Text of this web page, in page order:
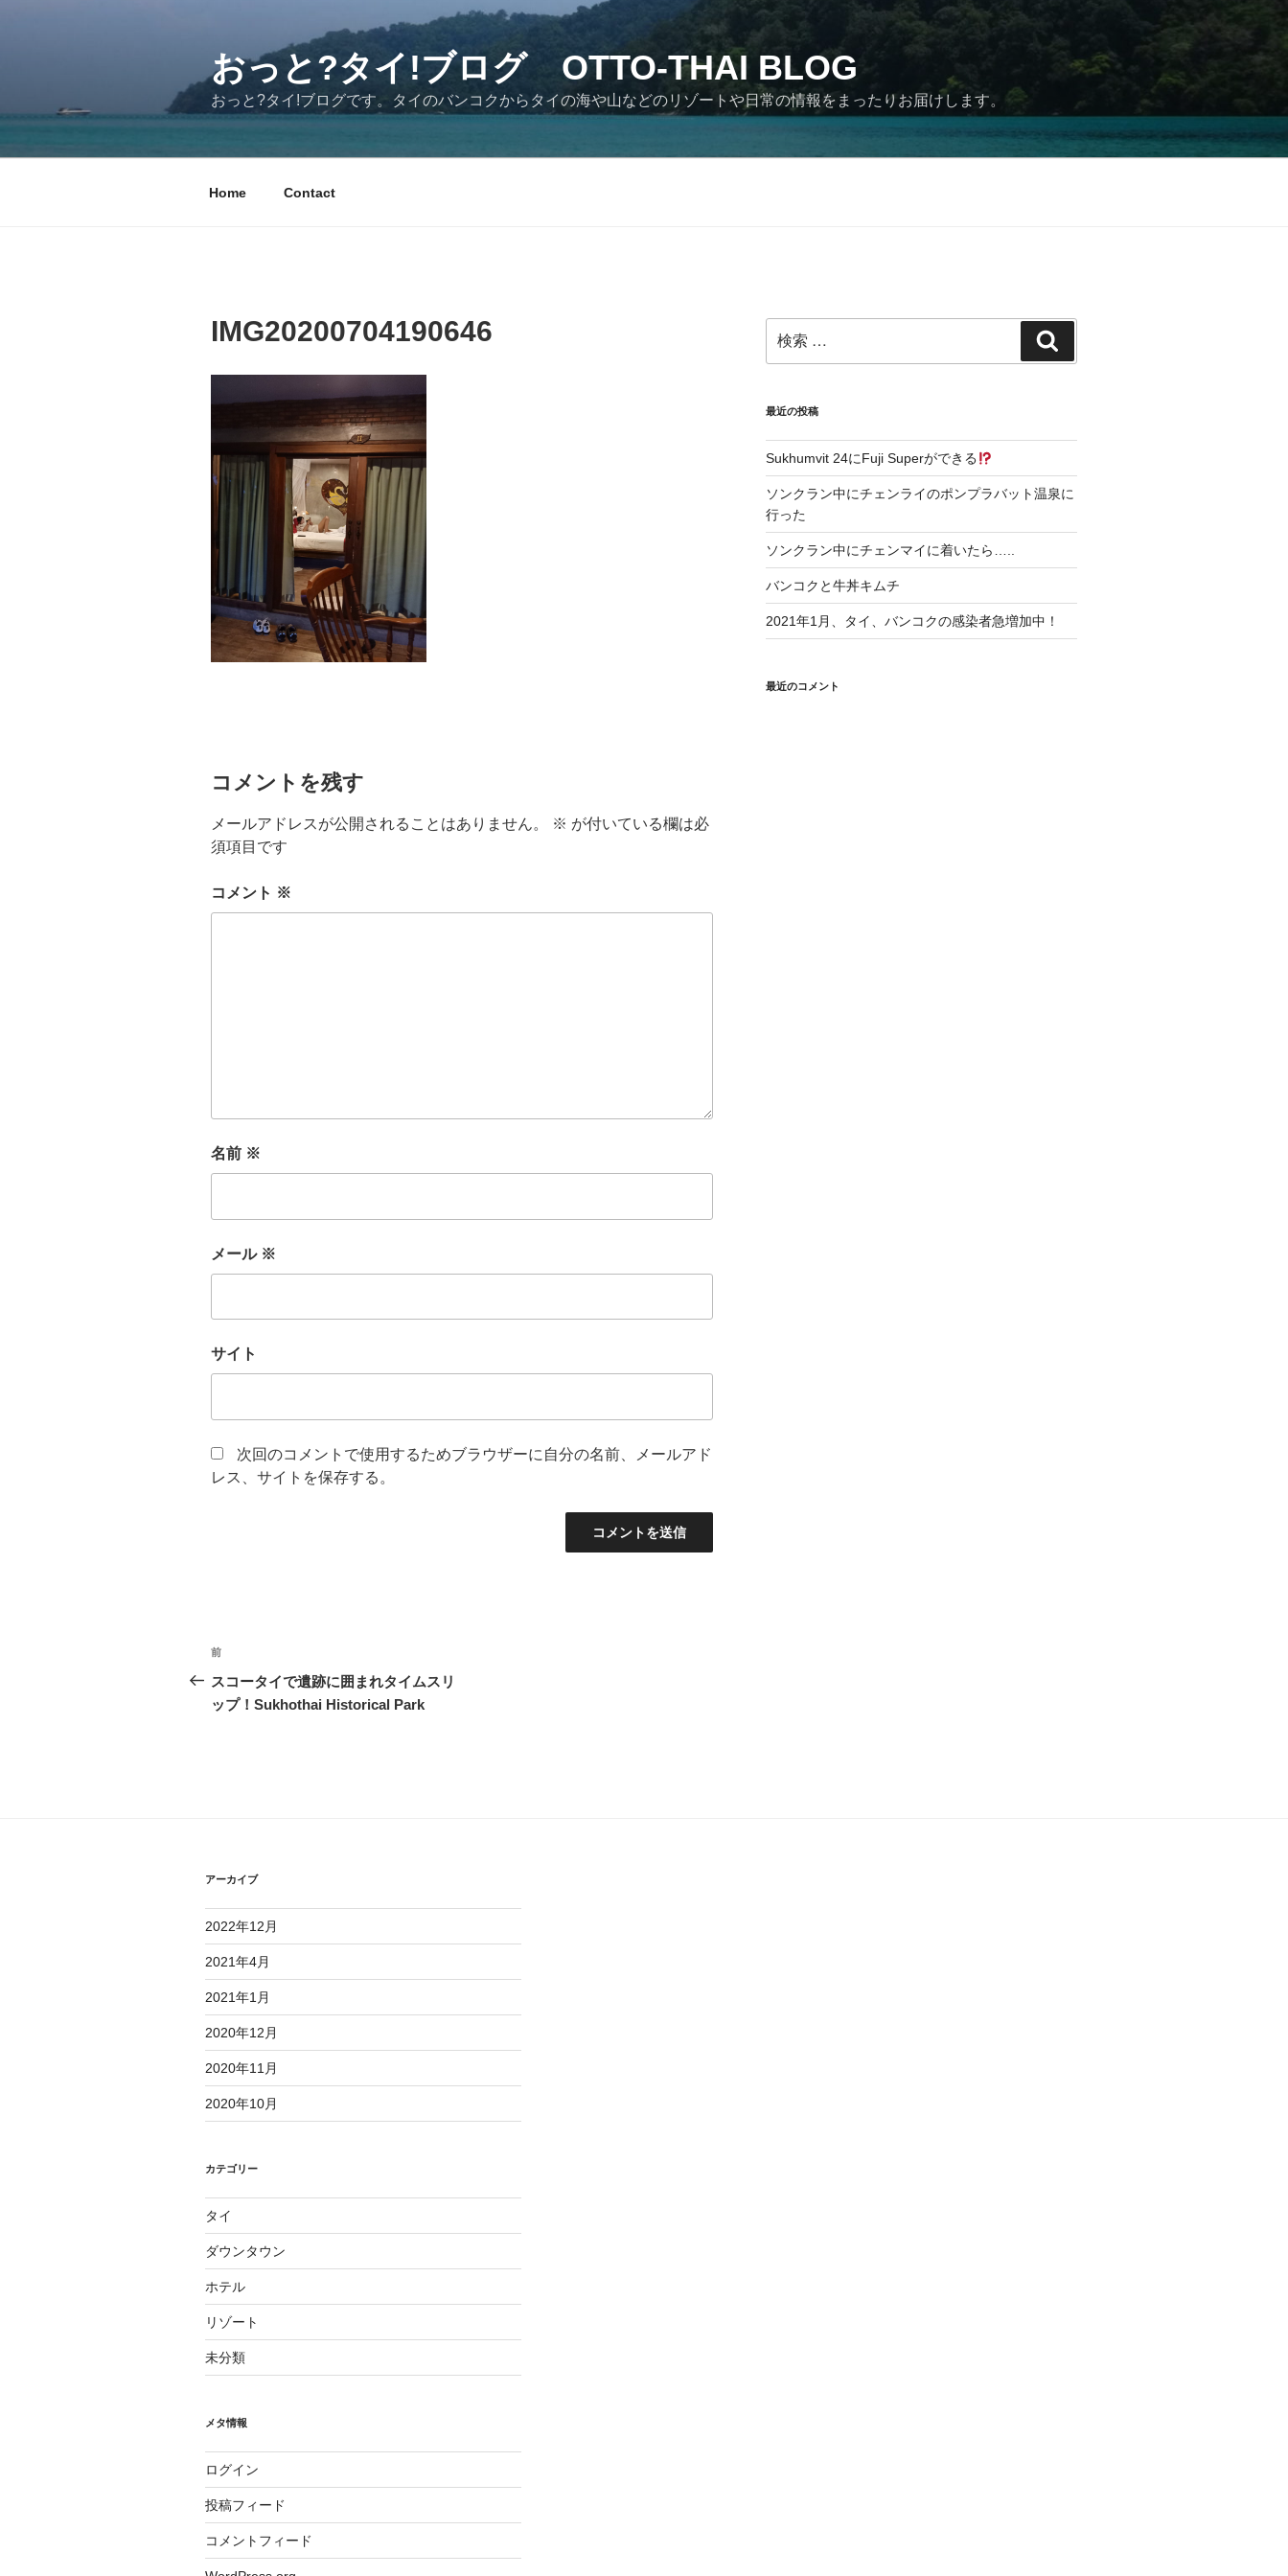
おっと?タイ!ブログ OTTO-THAI BLOG
おっと?タイ!ブログです。タイのバンコクからタイの海や山などのリゾートや日常の情報をまったりお届けします。
Home Contact
IMG20200704190646
コメントを残す
メールアドレスが公開されることはありません。 ※ が付いている欄は必
須項目です
コメント ※
名前 ※
メール ※
サイト
次回のコメントで使用するためブラウザーに自分の名前、メールアド
レス、サイトを保存する。
投
稿
ナ
ョ
ン
過
去
の
前
スコータイで遺跡に囲まれタイムスリ
ップ！Sukhothai Historical Park
索:
索
最近の投稿
Sukhumvit 24にFuji Superができる
ソンクラン中にチェンライのポンプラバット温泉に
行った
ソンクラン中にチェンマイに着いたら…..
バンコクと牛丼キムチ
2021年1月、タイ、バンコクの感染者急増加中！
最近のコメント
アーカイブ
2022年12月
2021年4月
2021年1月
2020年12月
2020年11月
2020年10月
カテゴリー
タイ
ダウンタウン
ホテル
リゾート
未分類
メタ情報
ログイン
投稿フィード
コメントフィード